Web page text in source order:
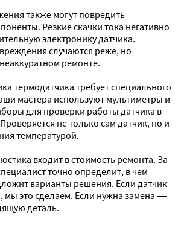
также могут повредить
Резкие скачки тока негативно
электронику датчика.
случаются реже, но
ремонте.
термодатчика требует специального
мастера используют мультиметры и
для проверки работы датчика в
не только сам датчик, но и
температурой.
входит в стоимость ремонта. За
точно определит, в чем
варианты решения. Если датчик
мы это сделаем. Если нужна замена —
деталь.